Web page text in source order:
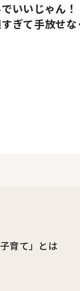
いいじゃん
ぎて手放せな
育て」とは